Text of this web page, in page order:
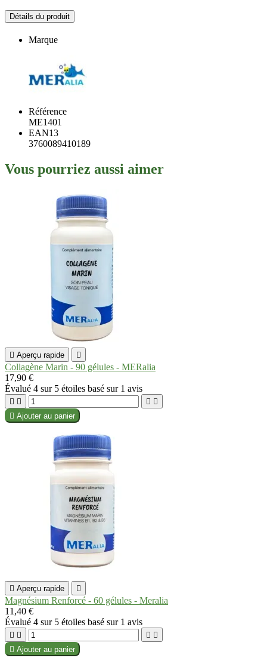
Détails du produit
Marque
Référence
ME1401
EAN13
3760089410189
Vous pourriez aussi aimer
 Aperçu rapide 
Collagène Marin - 90 gélules - MERalia
17,90 €
Évalué 4 sur 5 étoiles basé sur 1 avis
   
 Ajouter au panier
 Aperçu rapide 
Magnésium Renforcé - 60 gélules - Meralia
11,40 €
Évalué 4 sur 5 étoiles basé sur 1 avis
   
 Ajouter au panier